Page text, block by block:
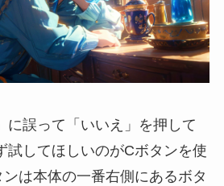
に誤って「いいえ」を押して
試してほしいのがCボタンを使
は本体の一番右側にあるボタ